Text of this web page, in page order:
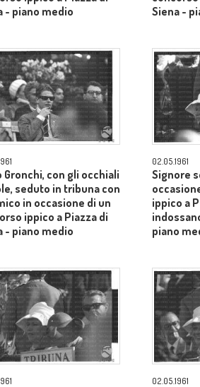
- piano medio
Siena -
Gronchi, con gli occhiali
seduto in tribuna con
in occasione di un
ippico a Piazza di
- piano medio
02.05.1961
Signore
ippico a
piano
02.05.1961